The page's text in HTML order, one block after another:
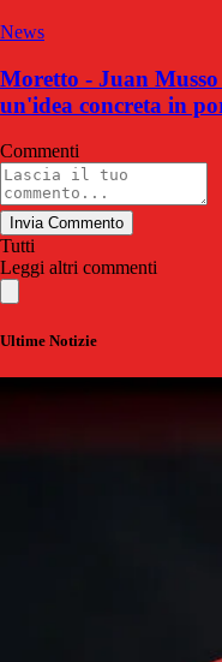
News
Moretto - Juan
un'idea concreta in
Commenti
Invia Commento
Tutti
Leggi altri commenti
Ultime Notizie